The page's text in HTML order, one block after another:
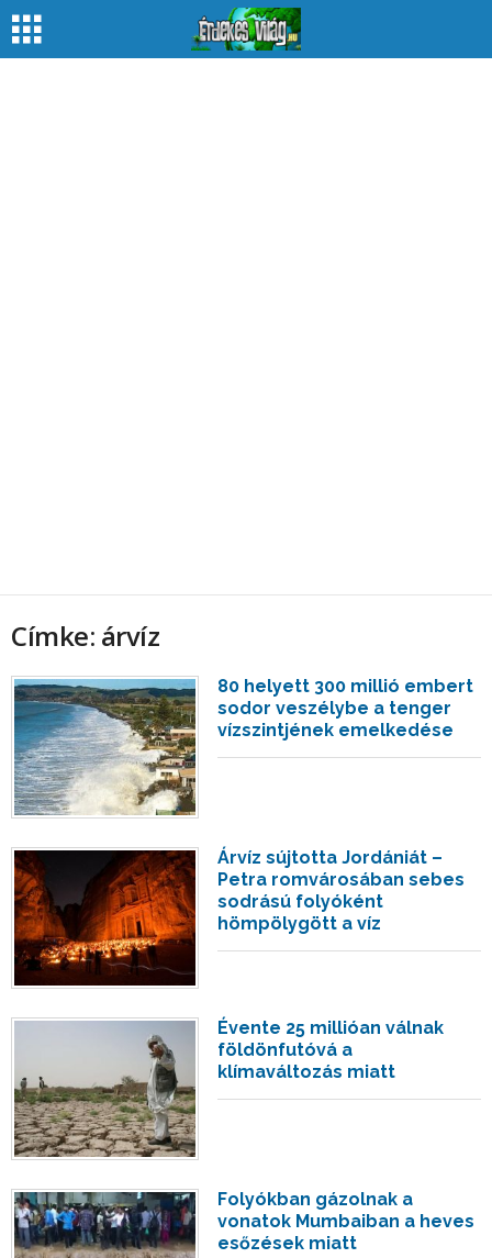
Címke: árvíz
80 helyett 300 millió embert
sodor veszélybe a tenger
vízszintjének emelkedése
Árvíz sújtotta Jordániát –
Petra romvárosában sebes
sodrású folyóként
hömpölygött a víz
Évente 25 millióan válnak
földönfutóvá a
klímaváltozás miatt
Folyókban gázolnak a
vonatok Mumbaiban a heves
esőzések miatt